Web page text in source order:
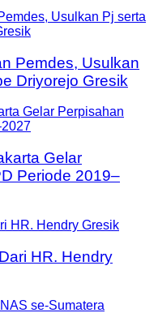
Pemdes, Usulkan
Driyorejo Gresik
Gelar
Periode 2019–
HR. Hendry